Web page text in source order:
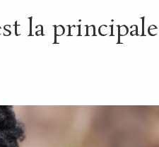
la principale